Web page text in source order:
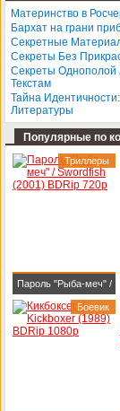
Материнство в
Бархат на грани
Секретные
Секреты Без
Секреты
Текстам
Тайна
Литературы
Популярные по
Пароль "Рыба-меч" /
Swordfish (2001)
BDRip 720p
Триллеры
Боевик